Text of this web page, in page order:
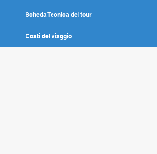
Scheda Tecnica del tour
Costi del viaggio